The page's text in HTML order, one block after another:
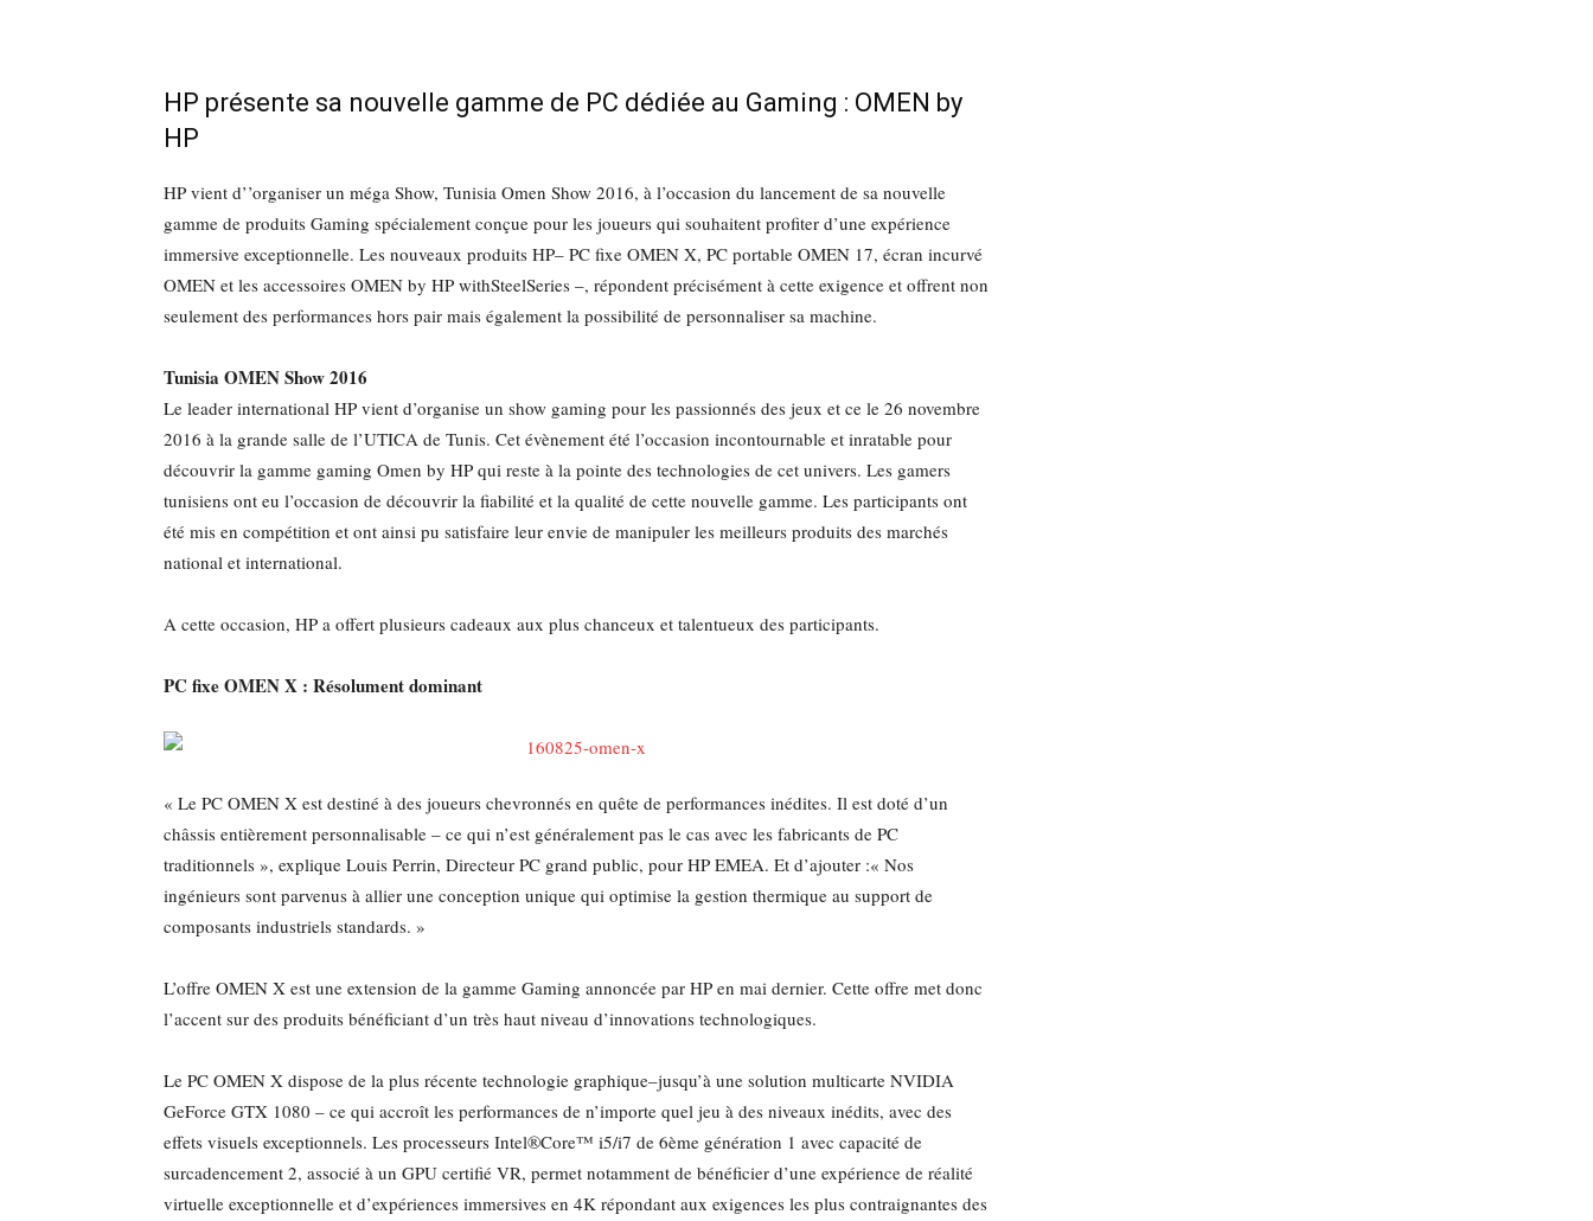
HP présente sa nouvelle gamme de PC dédiée au Gaming : OMEN by
HP
HP vient d’’organiser un méga Show, Tunisia Omen Show 2016, à l’occasion du lancement de sa nouvelle
gamme de produits Gaming spécialement conçue pour les joueurs qui souhaitent profiter d’une expérience
immersive exceptionnelle. Les nouveaux produits HP– PC fixe OMEN X, PC portable OMEN 17, écran incurvé
OMEN et les accessoires OMEN by HP withSteelSeries –, répondent précisément à cette exigence et offrent non
seulement des performances hors pair mais également la possibilité de personnaliser sa machine.
Tunisia OMEN Show 2016
Le leader international HP vient d’organise un show gaming pour les passionnés des jeux et ce le 26 novembre
2016 à la grande salle de l’UTICA de Tunis. Cet évènement été l’occasion incontournable et inratable pour
découvrir la gamme gaming Omen by HP qui reste à la pointe des technologies de cet univers. Les gamers
tunisiens ont eu l’occasion de découvrir la fiabilité et la qualité de cette nouvelle gamme. Les participants ont
été mis en compétition et ont ainsi pu satisfaire leur envie de manipuler les meilleurs produits des marchés
national et international.
A cette occasion, HP a offert plusieurs cadeaux aux plus chanceux et talentueux des participants.
PC fixe OMEN X : Résolument dominant
« Le PC OMEN X est destiné à des joueurs chevronnés en quête de performances inédites. Il est doté d’un
châssis entièrement personnalisable – ce qui n’est généralement pas le cas avec les fabricants de PC
traditionnels », explique Louis Perrin, Directeur PC grand public, pour HP EMEA. Et d’ajouter :« Nos
ingénieurs sont parvenus à allier une conception unique qui optimise la gestion thermique au support de
composants industriels standards. »
L’offre OMEN X est une extension de la gamme Gaming annoncée par HP en mai dernier. Cette offre met donc
l’accent sur des produits bénéficiant d’un très haut niveau d’innovations technologiques.
Le PC OMEN X dispose de la plus récente technologie graphique–jusqu’à une solution multicarte NVIDIA
GeForce GTX 1080 – ce qui accroît les performances de n’importe quel jeu à des niveaux inédits, avec des
effets visuels exceptionnels. Les processeurs Intel®Core™ i5/i7 de 6ème génération 1 avec capacité de
surcadencement 2, associé à un GPU certifié VR, permet notamment de bénéficier d’une expérience de réalité
virtuelle exceptionnelle et d’expériences immersives en 4K répondant aux exigences les plus contraignantes des